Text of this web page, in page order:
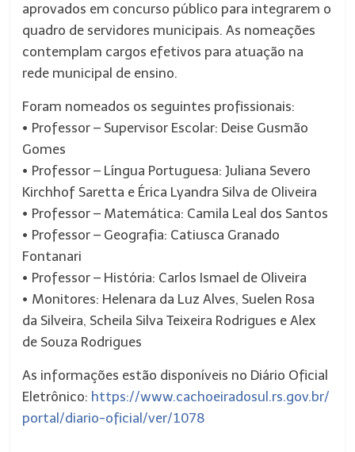
aprovados em concurso público para integrarem o
quadro de servidores municipais. As nomeações
contemplam cargos efetivos para atuação na
rede municipal de ensino.
Foram nomeados os seguintes profissionais:
• Professor – Supervisor Escolar: Deise Gusmão
Gomes
• Professor – Língua Portuguesa: Juliana Severo
Kirchhof Saretta e Érica Lyandra Silva de Oliveira
• Professor – Matemática: Camila Leal dos Santos
• Professor – Geografia: Catiusca Granado
Fontanari
• Professor – História: Carlos Ismael de Oliveira
• Monitores: Helenara da Luz Alves, Suelen Rosa
da Silveira, Scheila Silva Teixeira Rodrigues e Alex
de Souza Rodrigues
As informações estão disponíveis no Diário Oficial
Eletrônico: https://www.cachoeiradosul.rs.gov.br/
portal/diario-oficial/ver/1078